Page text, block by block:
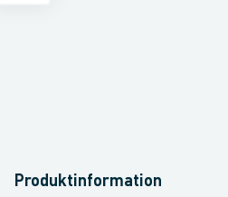
Produktinformation